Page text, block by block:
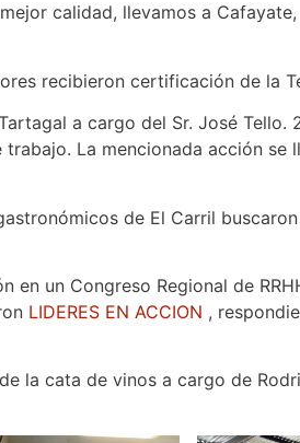
calidad, llevamos a
recibieron certificación de la
a cargo del Sr. José Tello.
La mencionada acción se
de El Carril
un Congreso Regional de
LIDERES EN ACCION ,
la cata de vinos a cargo de